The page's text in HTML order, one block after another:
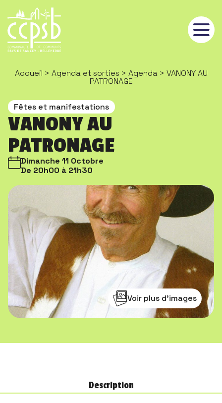
Accueil > Agenda et sorties > Agenda> VANONY AU
PATRONAGE
Fêtes et manifestations
VANONY AU
PATRONAGE
Dimanche 11 Octobre
De 20h00 à 21h30
Voir plus d'images
Description
Panneau de gestion des cookies